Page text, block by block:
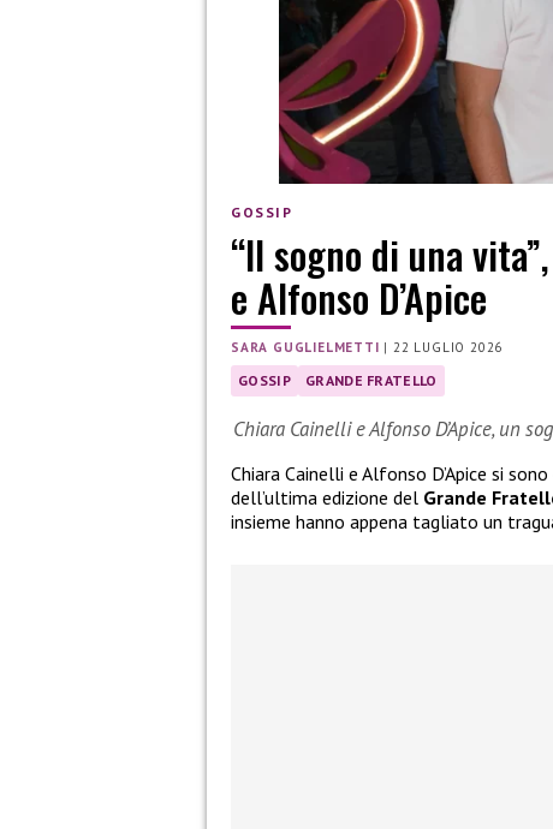
GOSSIP
“Il sogno di una
e Alfonso D’Apice
SARA GUGLIELMETTI |22 LUGLIO 2026
GOSSIP GRANDE FRATELLO
Chiara Cainelli e Alfonso D’Apice, un
Chiara Cainelli e Alfonso D’Apice si
dell’ultima edizione del Grande
insieme hanno appena tagliato un